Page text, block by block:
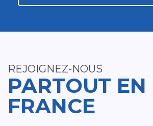
REJOIGNEZ-NOUS
PARTOUT EN
FRANCE